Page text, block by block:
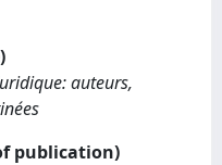
auteurs,
publication)